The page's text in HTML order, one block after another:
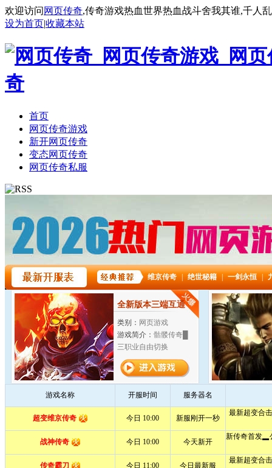
欢迎访问 网页传奇,传奇游戏热血世界热血战斗舍我其谁,千人
设为首页|收藏本站
首页
网页传奇游戏
新开网页传奇
变态网页传奇
网页传奇私服